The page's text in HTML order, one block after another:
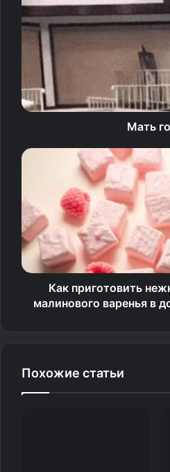
Мать
Как приготовить
малинового варенья в
Похожие статьи